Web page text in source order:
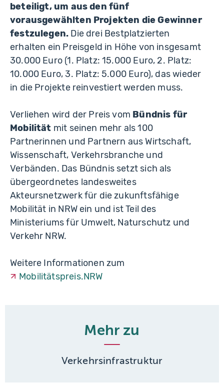
beteiligt, um aus den fünf
vorausgewählten Projekten die Gewinner
festzulegen. Die drei Bestplatzierten
erhalten ein Preisgeld in Höhe von insgesamt
30.000 Euro (1. Platz: 15.000 Euro, 2. Platz:
10.000 Euro, 3. Platz: 5.000 Euro), das wieder
in die Projekte reinvestiert werden muss.
Verliehen wird der Preis vom Bündnis für
Mobilität mit seinen mehr als 100
Partnerinnen und Partnern aus Wirtschaft,
Wissenschaft, Verkehrsbranche und
Verbänden. Das Bündnis setzt sich als
übergeordnetes landesweites
Akteursnetzwerk für die zukunftsfähige
Mobilität in NRW ein und ist Teil des
Ministeriums für Umwelt, Naturschutz und
Verkehr NRW.
Weitere Informationen zum
Mobilitätspreis.NRW
Mehr zu
Verkehrsinfrastruktur